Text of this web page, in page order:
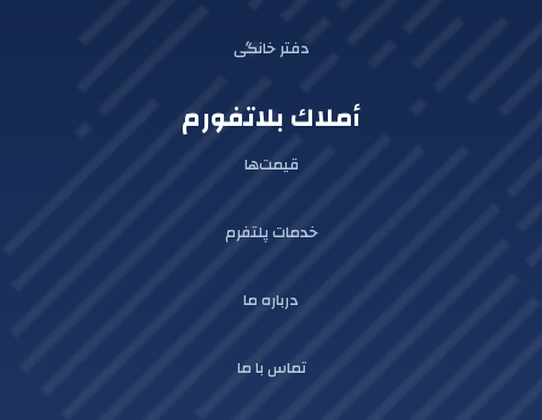
دفتر خانگی
أملاك بلاتفورم
قیمت‌ها
خدمات پلتفرم
درباره ما
تماس با ما